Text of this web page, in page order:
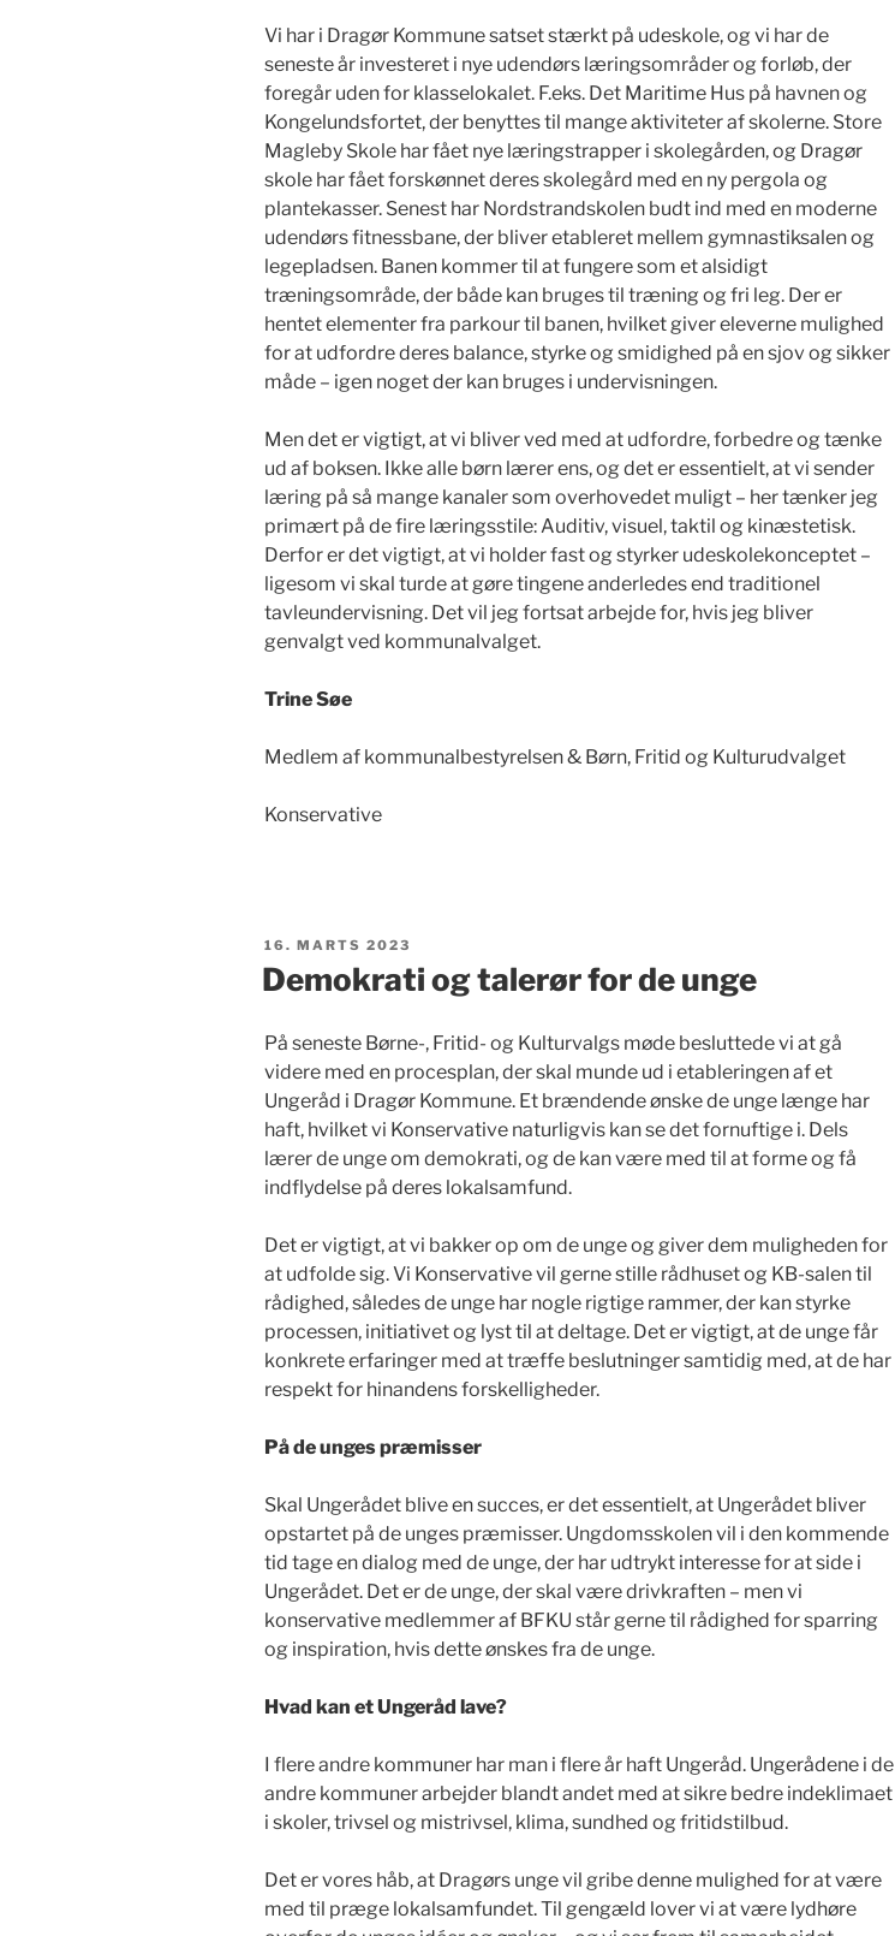
Vi har i Dragør Kommune satset stærkt på udeskole, og vi har de
seneste år investeret i nye udendørs læringsområder og forløb, der
foregår uden for klasselokalet. F.eks. Det Maritime Hus på havnen og
Kongelundsfortet, der benyttes til mange aktiviteter af skolerne. Store
Magleby Skole har fået nye læringstrapper i skolegården, og Dragør
skole har fået forskønnet deres skolegård med en ny pergola og
plantekasser. Senest har Nordstrandskolen budt ind med en moderne
udendørs fitnessbane, der bliver etableret mellem gymnastiksalen og
legepladsen. Banen kommer til at fungere som et alsidigt
træningsområde, der både kan bruges til træning og fri leg. Der er
hentet elementer fra parkour til banen, hvilket giver eleverne mulighed
for at udfordre deres balance, styrke og smidighed på en sjov og sikker
måde – igen noget der kan bruges i undervisningen.
Men det er vigtigt, at vi bliver ved med at udfordre, forbedre og tænke
ud af boksen. Ikke alle børn lærer ens, og det er essentielt, at vi sender
læring på så mange kanaler som overhovedet muligt – her tænker jeg
primært på de fire læringsstile: Auditiv, visuel, taktil og kinæstetisk.
Derfor er det vigtigt, at vi holder fast og styrker udeskolekonceptet –
ligesom vi skal turde at gøre tingene anderledes end traditionel
tavleundervisning. Det vil jeg fortsat arbejde for, hvis jeg bliver
genvalgt ved kommunalvalget.
Trine Søe
Medlem af kommunalbestyrelsen & Børn, Fritid og Kulturudvalget
Konservative
UDGIVET
DEN
16. MARTS 2023
Demokrati og talerør for de unge
På seneste Børne-, Fritid- og Kulturvalgs møde besluttede vi at gå
videre med en procesplan, der skal munde ud i etableringen af et
Ungeråd i Dragør Kommune. Et brændende ønske de unge længe har
haft, hvilket vi Konservative naturligvis kan se det fornuftige i. Dels
lærer de unge om demokrati, og de kan være med til at forme og få
indflydelse på deres lokalsamfund.
Det er vigtigt, at vi bakker op om de unge og giver dem muligheden for
at udfolde sig. Vi Konservative vil gerne stille rådhuset og KB-salen til
rådighed, således de unge har nogle rigtige rammer, der kan styrke
processen, initiativet og lyst til at deltage. Det er vigtigt, at de unge får
konkrete erfaringer med at træffe beslutninger samtidig med, at de har
respekt for hinandens forskelligheder.
På de unges præmisser
Skal Ungerådet blive en succes, er det essentielt, at Ungerådet bliver
opstartet på de unges præmisser. Ungdomsskolen vil i den kommende
tid tage en dialog med de unge, der har udtrykt interesse for at side i
Ungerådet. Det er de unge, der skal være drivkraften – men vi
konservative medlemmer af BFKU står gerne til rådighed for sparring
og inspiration, hvis dette ønskes fra de unge.
Hvad kan et Ungeråd lave?
I flere andre kommuner har man i flere år haft Ungeråd. Ungerådene i de
andre kommuner arbejder blandt andet med at sikre bedre indeklimaet
i skoler, trivsel og mistrivsel, klima, sundhed og fritidstilbud.
Det er vores håb, at Dragørs unge vil gribe denne mulighed for at være
med til præge lokalsamfundet. Til gengæld lover vi at være lydhøre